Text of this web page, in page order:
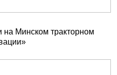
на Минском тракторном